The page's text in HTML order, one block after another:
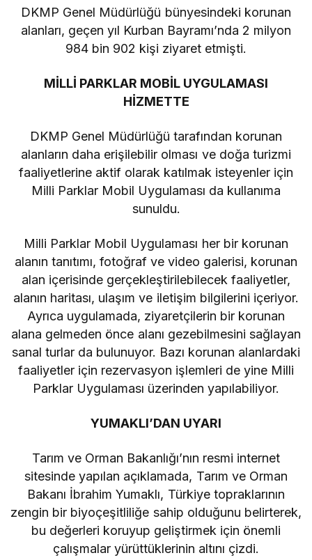
DKMP Genel Müdürlüğü bünyesindeki korunan
alanları, geçen yıl Kurban Bayramı’nda 2 milyon
984 bin 902 kişi ziyaret etmişti.
MİLLİ PARKLAR MOBİL UYGULAMASI
HİZMETTE
DKMP Genel Müdürlüğü tarafından korunan
alanların daha erişilebilir olması ve doğa turizmi
faaliyetlerine aktif olarak katılmak isteyenler için
Milli Parklar Mobil Uygulaması da kullanıma
sunuldu.
Milli Parklar Mobil Uygulaması her bir korunan
alanın tanıtımı, fotoğraf ve video galerisi, korunan
alan içerisinde gerçekleştirilebilecek faaliyetler,
alanın haritası, ulaşım ve iletişim bilgilerini içeriyor.
Ayrıca uygulamada, ziyaretçilerin bir korunan
alana gelmeden önce alanı gezebilmesini sağlayan
sanal turlar da bulunuyor. Bazı korunan alanlardaki
faaliyetler için rezervasyon işlemleri de yine Milli
Parklar Uygulaması üzerinden yapılabiliyor.
YUMAKLI’DAN UYARI
Tarım ve Orman Bakanlığı’nın resmi internet
sitesinde yapılan açıklamada, Tarım ve Orman
Bakanı İbrahim Yumaklı, Türkiye topraklarının
zengin bir biyoçeşitliliğe sahip olduğunu belirterek,
bu değerleri koruyup geliştirmek için önemli
çalışmalar yürüttüklerinin altını çizdi.